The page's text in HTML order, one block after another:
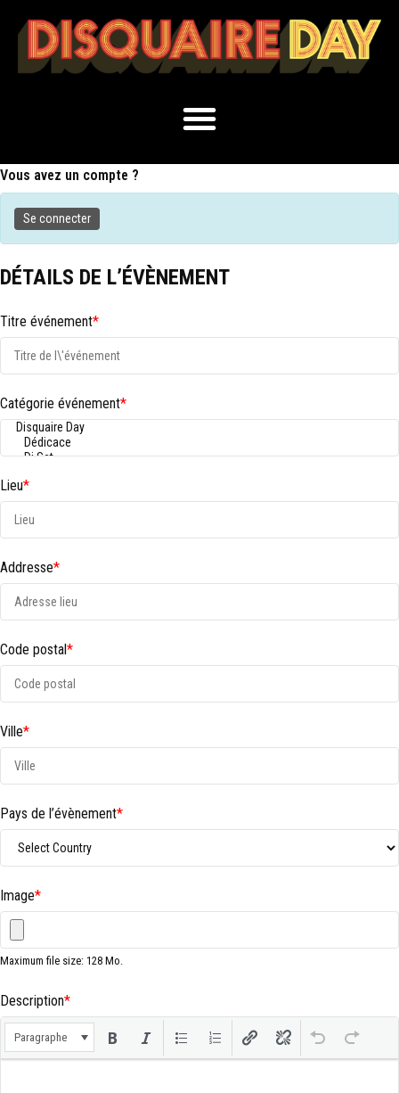
Vous avez un compte ?
Se connecter
DÉTAILS DE L’ÉVÈNEMENT
Titre événement*
Catégorie événement*
Lieu*
Addresse*
Code postal*
Ville*
Pays de l’évènement*
Image*
Maximum file size: 128 Mo.
Description*
Paragraphe